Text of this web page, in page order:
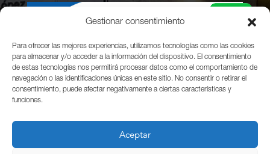
Gestionar consentimiento
Para ofrecer las mejores experiencias, utilizamos tecnologías como las cookies
para almacenar y/o acceder a la información del dispositivo. El consentimiento
de estas tecnologías nos permitirá procesar datos como el comportamiento de
navegación o las identificaciones únicas en este sitio. No consentir o retirar el
consentimiento, puede afectar negativamente a ciertas características y
funciones.
Aceptar